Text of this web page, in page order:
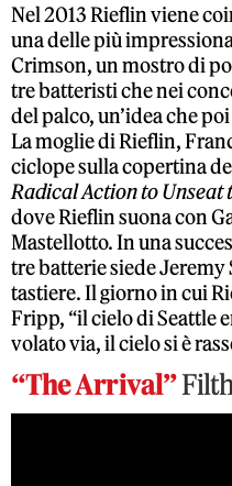
Nel 2013 Rieflin viene
una delle più
Crimson, un mostro di
tre batteristi che nei
del palco, un’idea che
La moglie di Rieflin,
ciclope sulla copertina
Radical Action to Unseat
dove Rieflin suona con
Mastellotto. In una
tre batterie siede Jeremy
tastiere. Il giorno in cui
Fripp, “il cielo di Seattle
volato via, il cielo si è
“The Arrival”